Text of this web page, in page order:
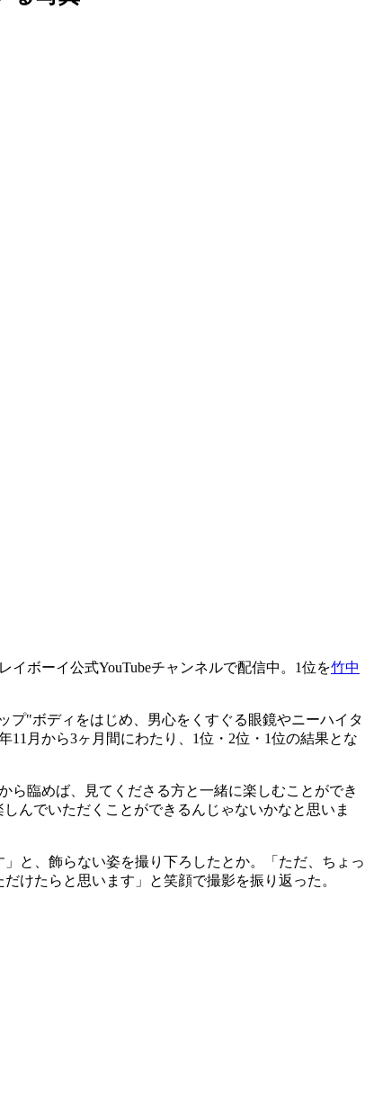
ボーイ公式YouTubeチャンネルで配信中。1位を竹中
"ボディをはじめ、男心をくすぐる眼鏡やニーハイタ
月から3ヶ月間にわたり、1位・2位・1位の結果とな
ら臨めば、見てくださる方と一緒に楽しむことができ
んでいただくことができるんじゃないかなと思いま
と、飾らない姿を撮り下ろしたとか。「ただ、ちょっ
けたらと思います」と笑顔で撮影を振り返った。